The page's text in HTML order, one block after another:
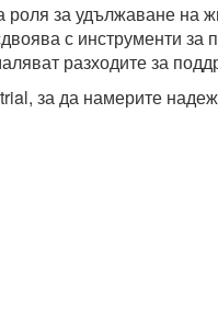
за удължаване на
с инструменти
разходите за
за да намерите